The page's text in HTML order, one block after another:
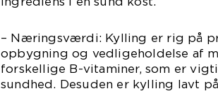
– Næringsværdi: Kylling er rig på
opbygning og vedligeholdelse af
forskellige B-vitaminer, som er
sundhed. Desuden er kylling lavt